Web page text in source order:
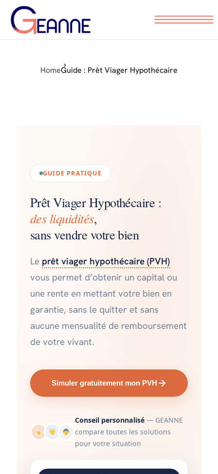
Nos conseils pratiques
Prendre RDV
HomeGuide : Prêt Viager Hypothécaire
GUIDE PRATIQUE
Prêt Viager Hypothécaire :
des liquidités,
sans vendre votre bien
Le prêt viager hypothécaire (PVH)
vous permet d’obtenir un capital ou
une rente en mettant votre bien en
garantie, sans le quitter et sans
aucune mensualité de remboursement
de votre vivant.
Simuler gratuitement mon PVH
Conseil personnalisé — GEANNE
compare toutes les solutions
pour votre situation